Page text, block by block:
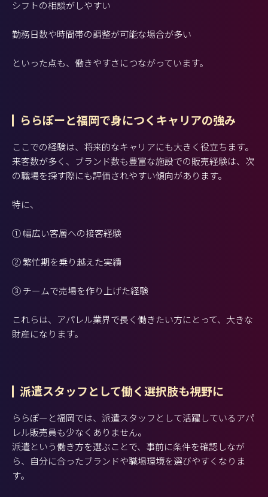
シフトの相談がしやすい
勤務日数や時間帯の調整が可能な場合が多い
といった点も、働きやすさにつながっています。
ららぽーと福岡で身につくキャリアの強み
ここでの経験は、将来的なキャリアにも大きく役立ちます。
来客数が多く、ブランド数も豊富な施設での販売経験は、次
の職場を探す際にも評価されやすい傾向があります。
特に、
① 幅広い客層への接客経験
② 繁忙期を乗り越えた実績
③ チームで売場を作り上げた経験
これらは、アパレル業界で長く働きたい方にとって、大きな
財産になります。
派遣スタッフとして働く選択肢も視野に
ららぽーと福岡では、派遣スタッフとして活躍しているアパ
レル販売員も少なくありません。
派遣という働き方を選ぶことで、事前に条件を確認しなが
ら、自分に合ったブランドや職場環境を選びやすくなりま
す。